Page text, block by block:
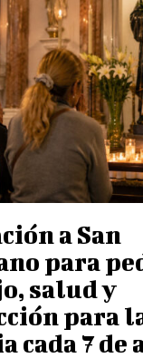
a San
para
salud y
para
cada 7 de